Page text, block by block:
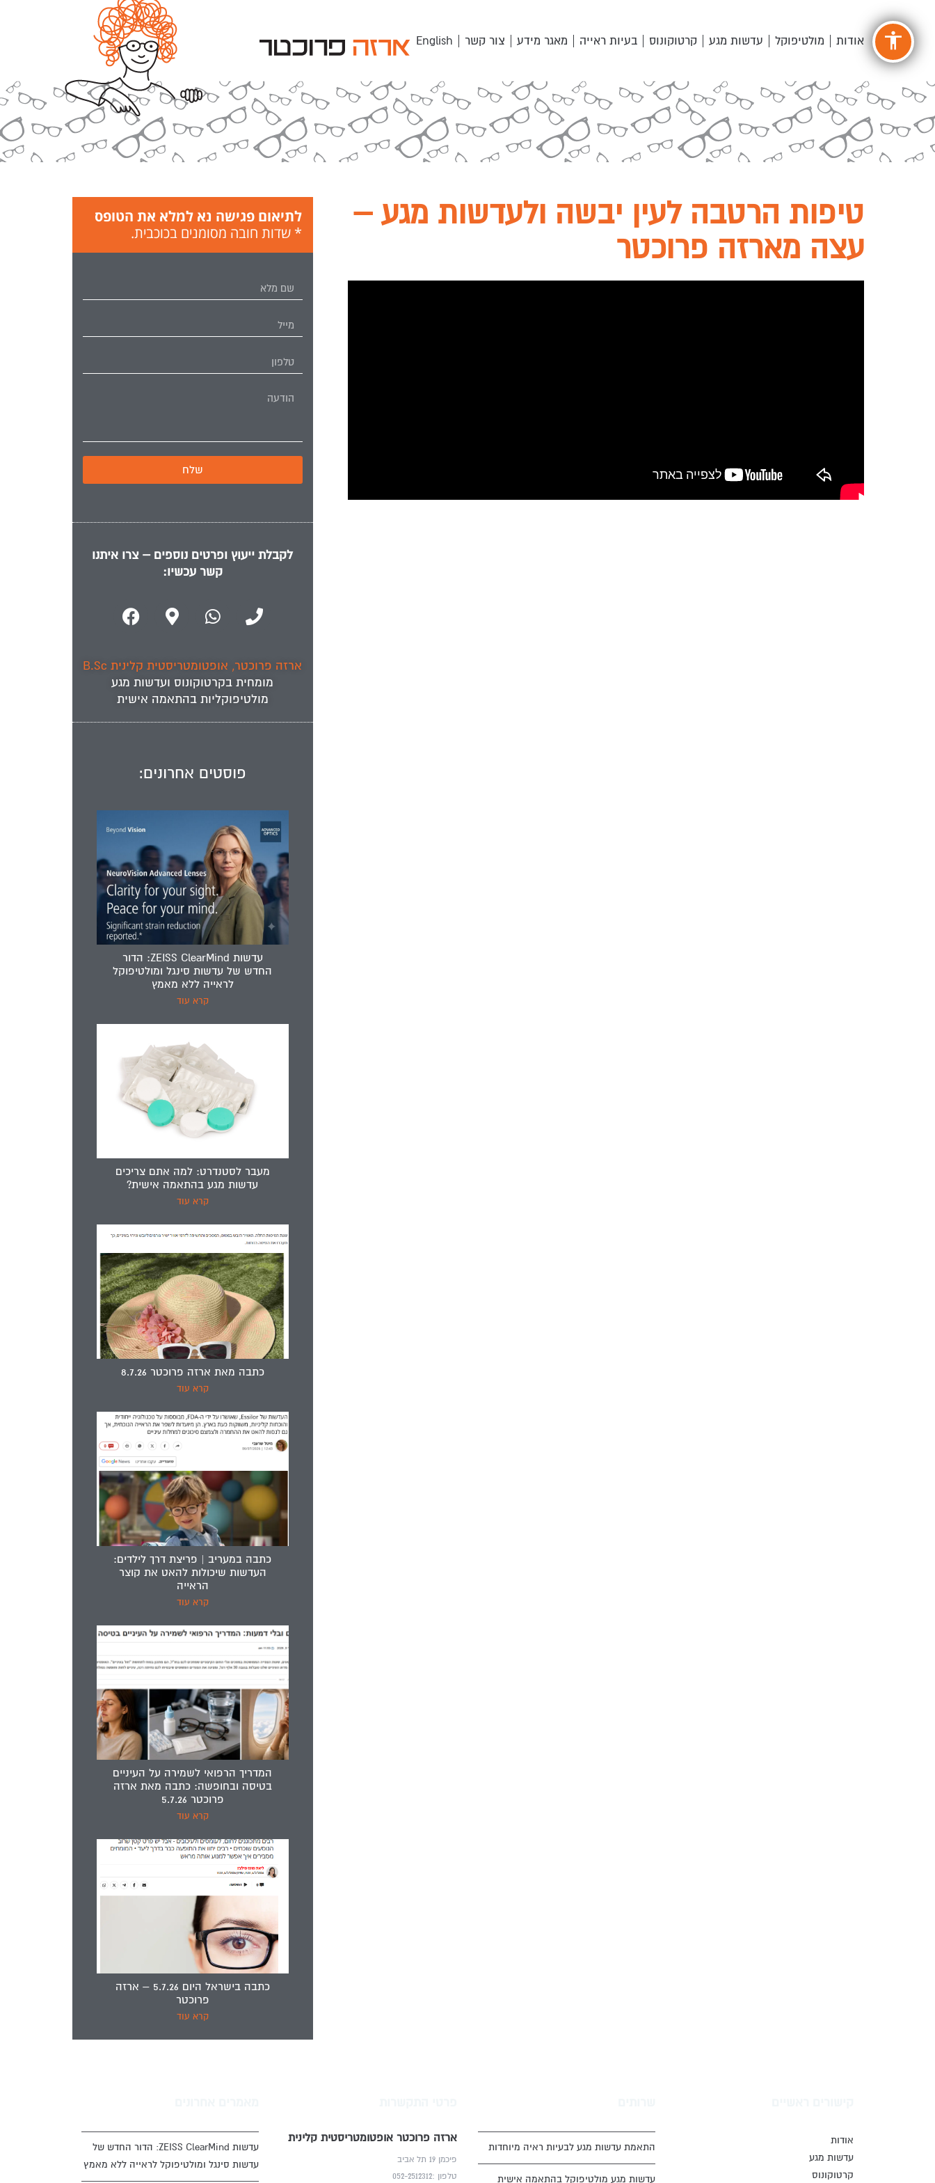
accessibility אודות מולטיפוקל עדשות מגע קרטוקונוס בעיות ראייה מאגר מידע צור קשר English
טיפות הרטבה לעין יבשה ולעדשות מגע –
עצה מארזה פרוכטר
לתיאום פגישה נא למלא את הטופס
* שדות חובה מסומנים בכוכבית.
שלח
לקבלת ייעוץ ופרטים נוספים – צרו איתנו
קשר עכשיו:
ארזה פרוכטר, אופטומטריסטית קלינית B.Sc
מומחית בקרטוקונוס ועדשות מגע
מולטיפוקליות בהתאמה אישית
פוסטים אחרונים:
עדשות ZEISS ClearMind: הדור
החדש של עדשות סינגל ומולטיפוקל
לראייה ללא מאמץ
קרא עוד
מעבר לסטנדרט: למה אתם צריכים
עדשות מגע בהתאמה אישית?
קרא עוד
כתבה מאת ארזה פרוכטר 8.7.26
קרא עוד
כתבה במעריב | פריצת דרך לילדים:
העדשות שיכולות להאט את קוצר
הראייה
קרא עוד
המדריך הרפואי לשמירה על העיניים
בטיסה ובחופשה: כתבה מאת ארזה
פרוכטר 5.7.26
קרא עוד
כתבה בישראל היום 5.7.26 – ארזה
פרוכטר
קרא עוד
אודות
עדשות מגע
קרטוקונוס
התאמת עדשות מגע לבעיות ראיה מיוחדות
עדשות מגע מולטיפוקל בהתאמה אישית
ארזה פרוכטר אופטומטריסטית קלינית
פיכמן 19 תל אביב
טלפון :052-2512312
עדשות ZEISS ClearMind: הדור החדש של
עדשות סינגל ומולטיפוקל לראייה ללא מאמץ